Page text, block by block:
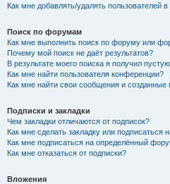
Как мне добавлять/удалять пользователей
Поиск по форумам
Как мне выполнить поиск по форуму или
Почему мой поиск не даёт результатов?
В результате моего поиска я получил
Как мне найти пользователя конференции?
Как мне найти свои сообщения и
Подписки и закладки
Чем закладки отличаются от подписок?
Как мне сделать закладку или подписаться
Как мне подписаться на определённый
Как мне отказаться от подписки?
Вложения